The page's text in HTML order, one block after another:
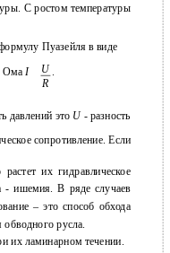
С ростом температуры
Пуазейля в виде
ОмаI U .
R
давлений это U - разность
сопротивление. Если
их гидравлическое
- ишемия. В ряде случаев
– это способ обхода
обводного русла.
их ламинарном течении.